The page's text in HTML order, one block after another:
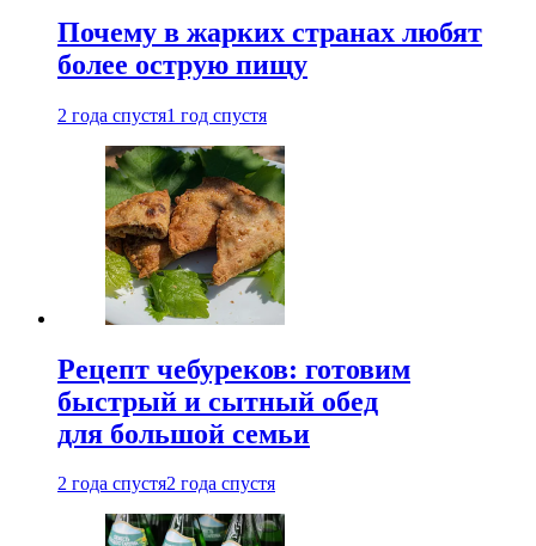
Почему в жарких странах любят
более острую пищу
2 года спустя1 год спустя
Рецепт чебуреков: готовим
быстрый и сытный обед
для большой семьи
2 года спустя2 года спустя